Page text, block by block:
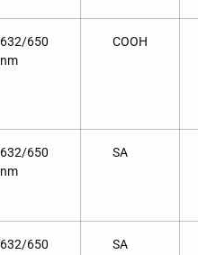
632/650
nm
COOH
632/650
nm
SA
632/650
SA